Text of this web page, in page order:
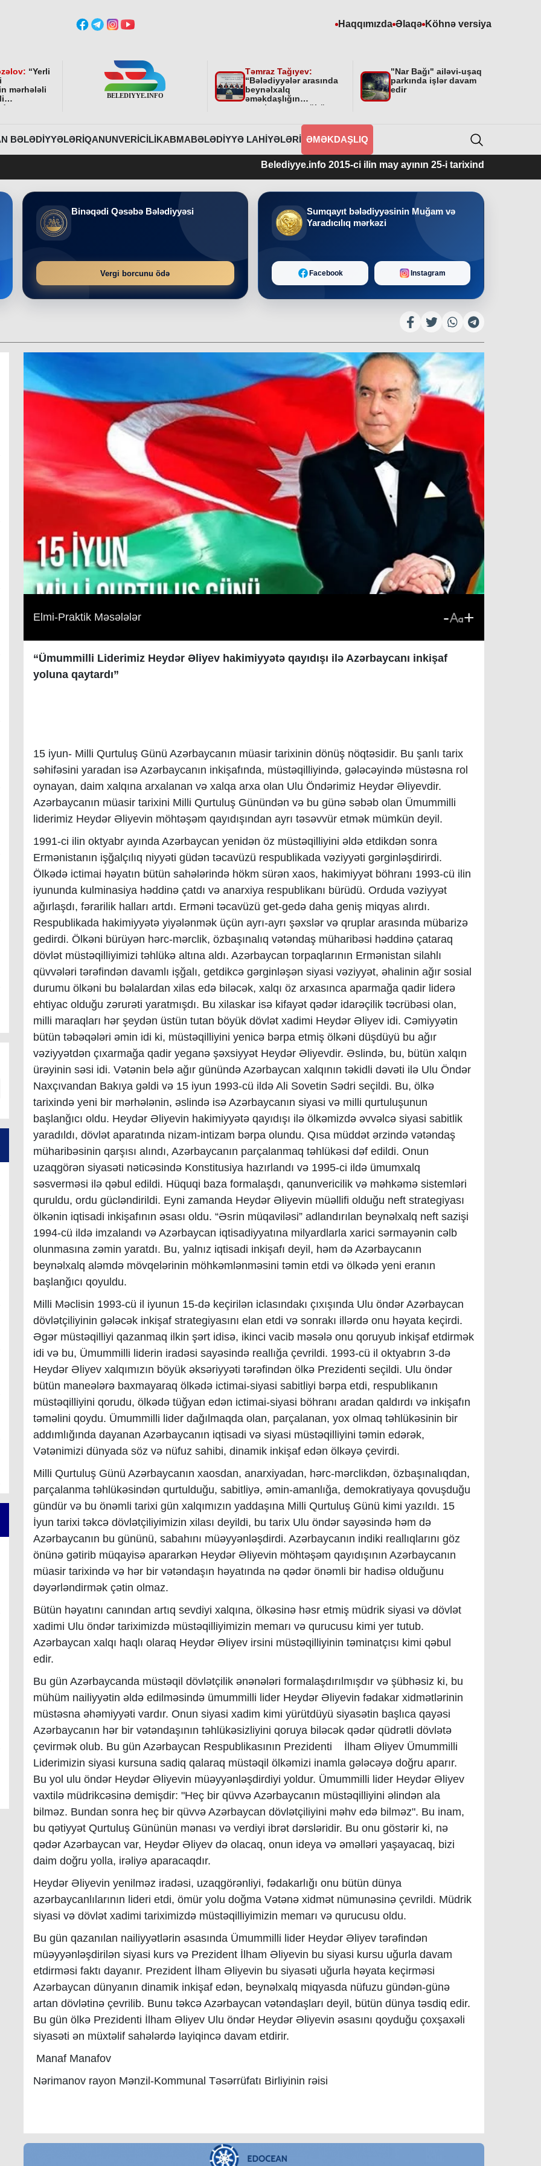
Haqqımızda Əlaqə Köhnə versiya
“Yerli
mərhələli
”
Təmraz Tağıyev:
“Bələdiyyələr arasında
beynəlxalq
əməkdaşlığın
qurulmasının mühüm
"Nar Bağı" ailəvi-uşaq
parkında işlər davam
edir
BƏLƏDIYYƏLƏRIQANUNVERICILIKABMABƏLƏDIYYƏ LAHIYƏLƏRI ƏMƏKDAŞLIQ
Belediyye.info 2015-ci ilin may ayının 25-i tarixindən fəaliyyətdədir.
Binəqədi Qəsəbə Bələdiyyəsi
Vergi borcunu ödə
Sumqayıt bələdiyyəsinin Muğam və
Yaradıcılıq mərkəzi
Facebook Instagram
Elmi-Praktik Məsələlər - +
“Ümummilli Liderimiz Heydər Əliyev hakimiyyətə qayıdışı ilə Azərbaycanı inkişaf
yoluna qaytardı”
15 iyun- Milli Qurtuluş Günü Azərbaycanın müasir tarixinin dönüş nöqtəsidir. Bu şanlı tarix
səhifəsini yaradan isə Azərbaycanın inkişafında, müstəqilliyində, gələcəyində müstəsna rol
oynayan, daim xalqına arxalanan və xalqa arxa olan Ulu Öndərimiz Heydər Əliyevdir.
Azərbaycanın müasir tarixini Milli Qurtuluş Günündən və bu günə səbəb olan Ümummilli
liderimiz Heydər Əliyevin möhtəşəm qayıdışından ayrı təsəvvür etmək mümkün deyil.
1991-ci ilin oktyabr ayında Azərbaycan yenidən öz müstəqilliyini əldə etdikdən sonra
Ermənistanın işğalçılıq niyyəti güdən təcavüzü respublikada vəziyyəti gərginləşdirirdi.
Ölkədə ictimai həyatın bütün sahələrində hökm sürən xaos, hakimiyyət böhranı 1993-cü ilin
iyununda kulminasiya həddinə çatdı və anarxiya respublikanı bürüdü. Orduda vəziyyət
ağırlaşdı, fərarilik halları artdı. Erməni təcavüzü get-gedə daha geniş miqyas alırdı.
Respublikada hakimiyyətə yiyələnmək üçün ayrı-ayrı şəxslər və qruplar arasında mübarizə
gedirdi. Ölkəni bürüyən hərc-mərclik, özbaşınalıq vətəndaş müharibəsi həddinə çataraq
dövlət müstəqilliyimizi təhlükə altına aldı. Azərbaycan torpaqlarının Ermənistan silahlı
qüvvələri tərəfindən davamlı işğalı, getdikcə gərginləşən siyasi vəziyyət, əhalinin ağır sosial
durumu ölkəni bu bəlalardan xilas edə biləcək, xalqı öz arxasınca aparmağa qadir liderə
ehtiyac olduğu zərurəti yaratmışdı. Bu xilaskar isə kifayət qədər idarəçilik təcrübəsi olan,
milli maraqları hər şeydən üstün tutan böyük dövlət xadimi Heydər Əliyev idi. Cəmiyyətin
bütün təbəqələri əmin idi ki, müstəqilliyini yenicə bərpa etmiş ölkəni düşdüyü bu ağır
vəziyyətdən çıxarmağa qadir yeganə şəxsiyyət Heydər Əliyevdir. Əslində, bu, bütün xalqın
ürəyinin səsi idi. Vətənin belə ağır günündə Azərbaycan xalqının təkidli dəvəti ilə Ulu Öndər
Naxçıvandan Bakıya gəldi və 15 iyun 1993-cü ildə Ali Sovetin Sədri seçildi. Bu, ölkə
tarixində yeni bir mərhələnin, əslində isə Azərbaycanın siyasi və milli qurtuluşunun
başlanğıcı oldu. Heydər Əliyevin hakimiyyətə qayıdışı ilə ölkəmizdə əvvəlcə siyasi sabitlik
yaradıldı, dövlət aparatında nizam-intizam bərpa olundu. Qısa müddət ərzində vətəndaş
müharibəsinin qarşısı alındı, Azərbaycanın parçalanmaq təhlükəsi dəf edildi. Onun
uzaqgörən siyasəti nəticəsində Konstitusiya hazırlandı və 1995-ci ildə ümumxalq
səsverməsi ilə qəbul edildi. Hüquqi baza formalaşdı, qanunvericilik və məhkəmə sistemləri
quruldu, ordu gücləndirildi. Eyni zamanda Heydər Əliyevin müəllifi olduğu neft strategiyası
ölkənin iqtisadi inkişafının əsası oldu. “Əsrin müqaviləsi” adlandırılan beynəlxalq neft sazişi
1994-cü ildə imzalandı və Azərbaycan iqtisadiyyatına milyardlarla xarici sərmayənin cəlb
olunmasına zəmin yaratdı. Bu, yalnız iqtisadi inkişafı deyil, həm də Azərbaycanın
beynəlxalq aləmdə mövqelərinin möhkəmlənməsini təmin etdi və ölkədə yeni eranın
başlanğıcı qoyuldu.
Milli Məclisin 1993-cü il iyunun 15-də keçirilən iclasındakı çıxışında Ulu öndər Azərbaycan
dövlətçiliyinin gələcək inkişaf strategiyasını elan etdi və sonrakı illərdə onu həyata keçirdi.
Əgər müstəqilliyi qazanmaq ilkin şərt idisə, ikinci vacib məsələ onu qoruyub inkişaf etdirmək
idi və bu, Ümummilli liderin iradəsi sayəsində reallığa çevrildi. 1993-cü il oktyabrın 3-də
Heydər Əliyev xalqımızın böyük əksəriyyəti tərəfindən ölkə Prezidenti seçildi. Ulu öndər
bütün maneələrə baxmayaraq ölkədə ictimai-siyasi sabitliyi bərpa etdi, respublikanın
müstəqilliyini qorudu, ölkədə tüğyan edən ictimai-siyasi böhranı aradan qaldırdı və inkişafın
təməlini qoydu. Ümummilli lider dağılmaqda olan, parçalanan, yox olmaq təhlükəsinin bir
addımlığında dayanan Azərbaycanın iqtisadi və siyasi müstəqilliyini təmin edərək,
Vətənimizi dünyada söz və nüfuz sahibi, dinamik inkişaf edən ölkəyə çevirdi.
Milli Qurtuluş Günü Azərbaycanın xaosdan, anarxiyadan, hərc-mərclikdən, özbaşınalıqdan,
parçalanma təhlükəsindən qurtulduğu, sabitliyə, əmin-amanlığa, demokratiyaya qovuşduğu
gündür və bu önəmli tarixi gün xalqımızın yaddaşına Milli Qurtuluş Günü kimi yazıldı. 15
İyun tarixi təkcə dövlətçiliyimizin xilası deyildi, bu tarix Ulu öndər sayəsində həm də
Azərbaycanın bu gününü, sabahını müəyyənləşdirdi. Azərbaycanın indiki reallıqlarını göz
önünə gətirib müqayisə apararkən Heydər Əliyevin möhtəşəm qayıdışının Azərbaycanın
müasir tarixində və hər bir vətəndaşın həyatında nə qədər önəmli bir hadisə olduğunu
dəyərləndirmək çətin olmaz.
Bütün həyatını canından artıq sevdiyi xalqına, ölkəsinə həsr etmiş müdrik siyasi və dövlət
xadimi Ulu öndər tariximizdə müstəqilliyimizin memarı və qurucusu kimi yer tutub.
Azərbaycan xalqı haqlı olaraq Heydər Əliyev irsini müstəqilliyinin təminatçısı kimi qəbul
edir.
Bu gün Azərbaycanda müstəqil dövlətçilik ənənələri formalaşdırılmışdır və şübhəsiz ki, bu
mühüm nailiyyətin əldə edilməsində ümummilli lider Heydər Əliyevin fədakar xidmətlərinin
müstəsna əhəmiyyəti vardır. Onun siyasi xadim kimi yürütdüyü siyasətin başlıca qayəsi
Azərbaycanın hər bir vətəndaşının təhlükəsizliyini qoruya biləcək qədər qüdrətli dövlətə
çevirmək olub. Bu gün Azərbaycan Respublikasının Prezidenti İlham Əliyev Ümummilli
Liderimizin siyasi kursuna sadiq qalaraq müstəqil ölkəmizi inamla gələcəyə doğru aparır.
Bu yol ulu öndər Heydər Əliyevin müəyyənləşdirdiyi yoldur. Ümummilli lider Heydər Əliyev
vaxtilə müdrikcəsinə demişdir: "Heç bir qüvvə Azərbaycanın müstəqilliyini əlindən ala
bilməz. Bundan sonra heç bir qüvvə Azərbaycan dövlətçiliyini məhv edə bilməz". Bu inam,
bu qətiyyət Qurtuluş Gününün mənası və verdiyi ibrət dərsləridir. Bu onu göstərir ki, nə
qədər Azərbaycan var, Heydər Əliyev də olacaq, onun ideya və əməlləri yaşayacaq, bizi
daim doğru yolla, irəliyə aparacaqdır.
Heydər Əliyevin yenilməz iradəsi, uzaqgörənliyi, fədakarlığı onu bütün dünya
azərbaycanlılarının lideri etdi, ömür yolu doğma Vətənə xidmət nümunəsinə çevrildi. Müdrik
siyasi və dövlət xadimi tariximizdə müstəqilliyimizin memarı və qurucusu oldu.
Bu gün qazanılan nailiyyətlərin əsasında Ümummilli lider Heydər Əliyev tərəfindən
müəyyənləşdirilən siyasi kurs və Prezident İlham Əliyevin bu siyasi kursu uğurla davam
etdirməsi faktı dayanır. Prezident İlham Əliyevin bu siyasəti uğurla həyata keçirməsi
Azərbaycan dünyanın dinamik inkişaf edən, beynəlxalq miqyasda nüfuzu gündən-günə
artan dövlətinə çevrilib. Bunu təkcə Azərbaycan vətəndaşları deyil, bütün dünya təsdiq edir.
Bu gün ölkə Prezidenti İlham Əliyev Ulu öndər Heydər Əliyevin əsasını qoyduğu çoxşaxəli
siyasəti ən müxtəlif sahələrdə layiqincə davam etdirir.
Manaf Manafov
Nərimanov rayon Mənzil-Kommunal Təsərrüfatı Birliyinin rəisi